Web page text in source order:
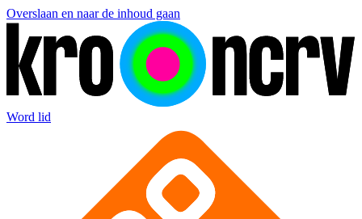
Overslaan en naar de inhoud gaan
Word lid